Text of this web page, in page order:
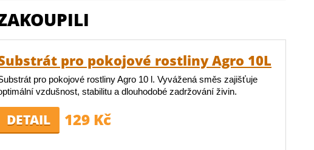
pro pokojové rostliny Agro 10L
pro pokojové rostliny Agro 10 l. Vyvážená směs zajišťuje
vzdušnost, stabilitu a dlouhodobé zadržování živin.
DETAIL 129 Kč